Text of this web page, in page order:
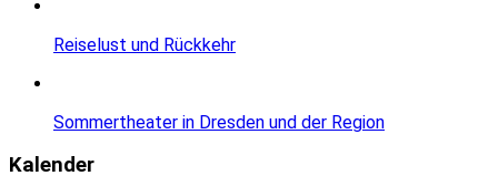
Reiselust und Rückkehr
Sommertheater in Dresden und der Region
Kalender